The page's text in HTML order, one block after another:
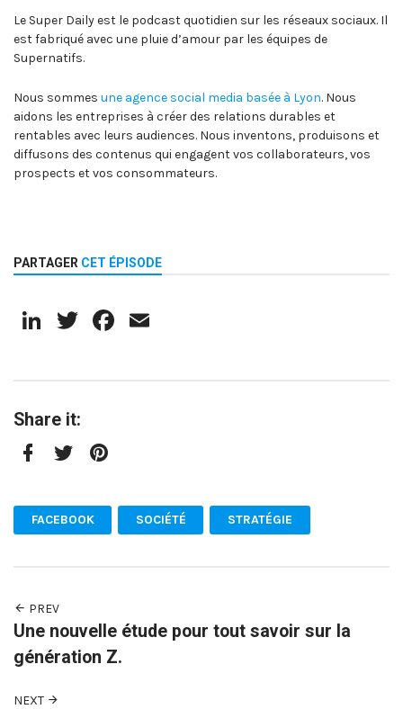
Le Super Daily est le podcast quotidien sur les réseaux sociaux. Il
est fabriqué avec une pluie d’amour par les équipes de
Supernatifs.
Nous sommes une agence social media basée à Lyon. Nous
aidons les entreprises à créer des relations durables et
rentables avec leurs audiences. Nous inventons, produisons et
diffusons des contenus qui engagent vos collaborateurs, vos
prospects et vos consommateurs.
PARTAGER CET ÉPISODE
LinkedIn
TwitterFacebook
Share it:
FACEBOOK SOCIÉTÉ STRATÉGIE
PREV
Une nouvelle étude pour tout savoir sur la
génération Z.
NEXT